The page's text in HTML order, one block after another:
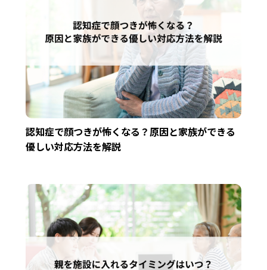
認知症で顔つきが怖くなる？原因と家族ができる
優しい対応方法を解説